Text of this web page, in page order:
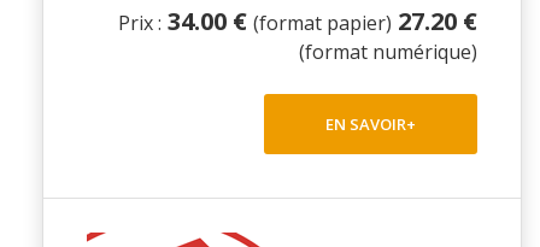
Prix : 34.00 € (format papier) 27.20 €
(format numérique)
EN SAVOIR+